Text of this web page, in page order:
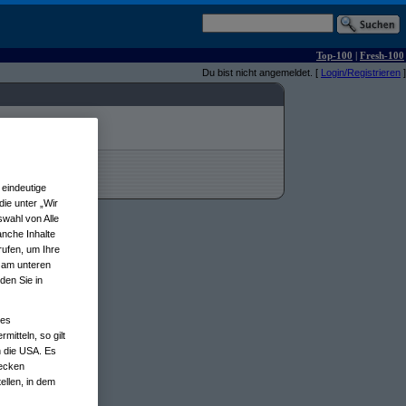
Top-100 | Fresh-100
Du bist nicht angemeldet. [ Login/Registrieren ]
unter „Wir
von Alle
Inhalte
um Ihre
unteren
Sie in
so gilt
die USA. Es
in dem